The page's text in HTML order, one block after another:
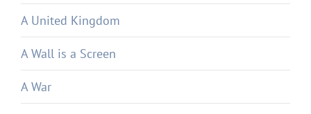
A United Kingdom
A Wall is a Screen
A War